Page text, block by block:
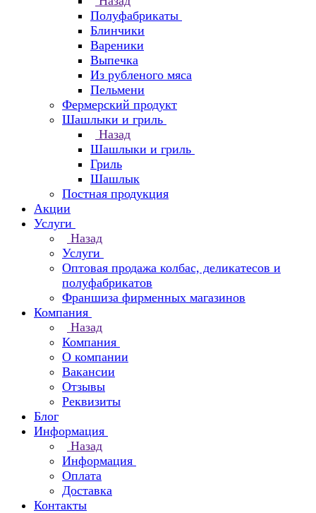
Полуфабрикаты
Блинчики
Вареники
Выпечка
Из рубленого мяса
Пельмени
Фермерский продукт
Шашлыки и гриль
Назад
Шашлыки и гриль
Гриль
Шашлык
Постная продукция
Акции
Услуги
Назад
Услуги
Оптовая продажа колбас, деликатесов и
полуфабрикатов
Франшиза фирменных магазинов
Компания
Назад
Компания
О компании
Вакансии
Отзывы
Реквизиты
Блог
Информация
Назад
Информация
Оплата
Доставка
Контакты